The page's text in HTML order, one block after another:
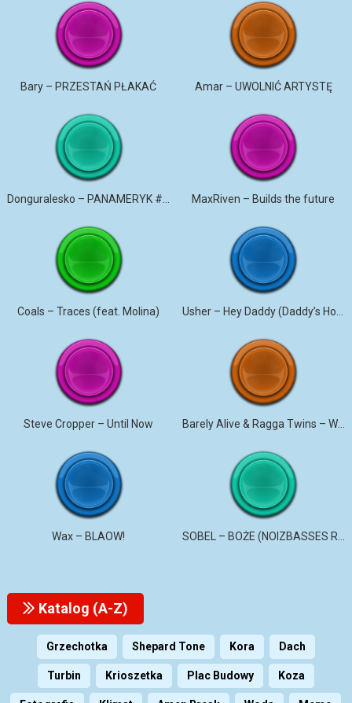
Bary – PRZESTAŃ PŁAKAĆ Amar – UWOLNIĆ ARTYSTĘ
MaxRiven – Builds the future
Coals – Traces (feat. Molina)
Steve Cropper – Until Now Barely Alive & Ragga Twins – We Set It
Wax – BLAOW!
Katalog (A-Z)
Grzechotka Shepard Tone Kora Dach
Turbin Krioszetka Plac Budowy Koza